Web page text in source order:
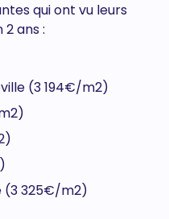
qui ont vu leurs
ans :
(3 194€/m2)
(3 325€/m2)